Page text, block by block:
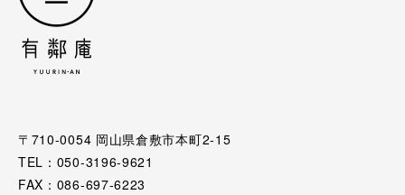
〒710-0054 岡山県倉敷市本町2-15
TEL：050-3196-9621
FAX：086-697-6223